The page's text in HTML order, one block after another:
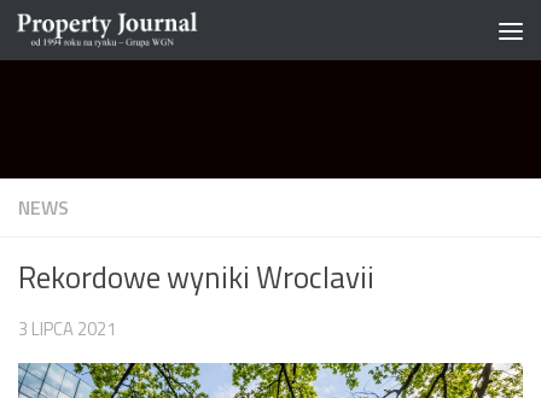
Skip to content
NEWS
Rekordowe wyniki Wroclavii
3 LIPCA 2021